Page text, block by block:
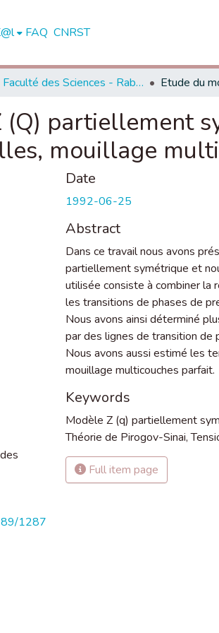
FAQ CNRST
Faculté des Sciences - Rabat
partiellement
mouillage
1287
Date
1992-06-25
Abstract
Dans ce travail nous avons
partiellement symétrique et
utilisée consiste à combiner la
les transitions de phases de
Nous avons ainsi déterminé
par des lignes de transition de
Nous avons aussi estimé les
mouillage multicouches parfait.
Keywords
Modèle Z (q) partiellement
Théorie de Pirogov-Sinai,
Full item page